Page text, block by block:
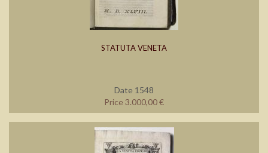
STATUTA VENETA
Date 1548
Price 3.000,00 €